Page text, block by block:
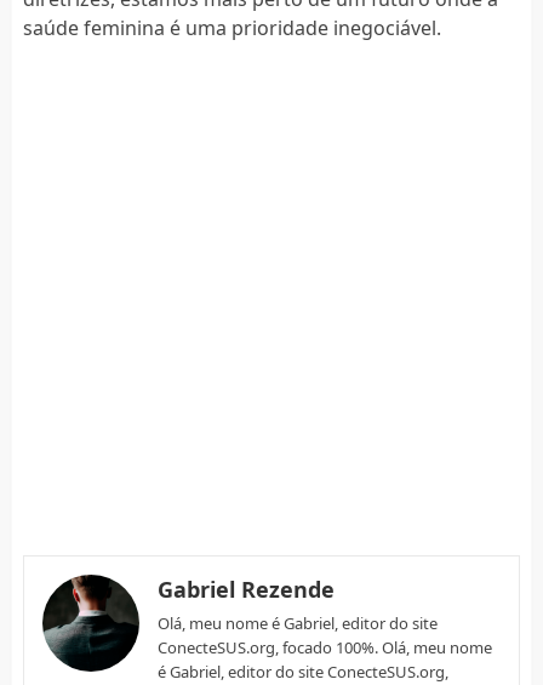
saúde feminina é uma prioridade inegociável.
Gabriel Rezende
Olá, meu nome é Gabriel, editor do site
ConecteSUS.org, focado 100%. Olá, meu nome
é Gabriel, editor do site ConecteSUS.org,